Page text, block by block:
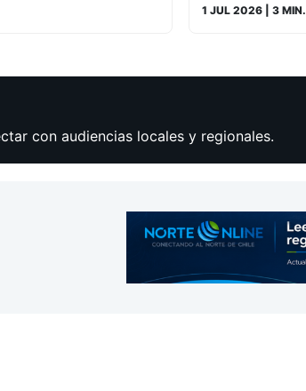
1 JUL 2026 | 3 MIN.
con audiencias locales y regionales.